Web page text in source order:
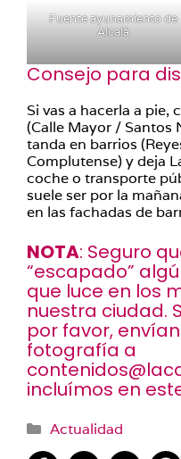
Fuente ayunamiento de
Alcalá
Consejo para
Si vas a hacerla a
(Calle Mayor / Santos
tanda en barrios
Complutense) y deja
coche o transporte
suele ser por la
en las fachadas de
NOTA: Seguro
“escapado”
que luce en los
nuestra ciudad.
por favor,
fotografía a
incluímos en
Categorías
Actualidad